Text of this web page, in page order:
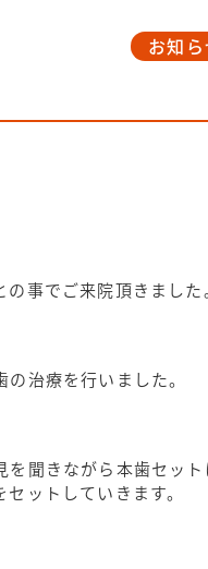
お知ら
事でご来院頂きました
治療を行いました。
聞きながら本歯セット
ットしていきます。